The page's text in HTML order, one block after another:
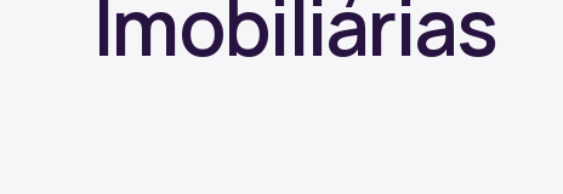
Imobiliárias